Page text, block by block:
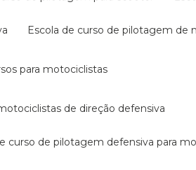
escola de curso de pilotagem de
para motociclistas
de direção defensiva
curso de pilotagem defensiva para